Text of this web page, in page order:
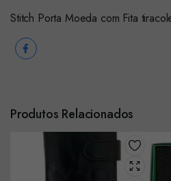
Stitch Porta Moeda com Fita
Produtos Relacionados